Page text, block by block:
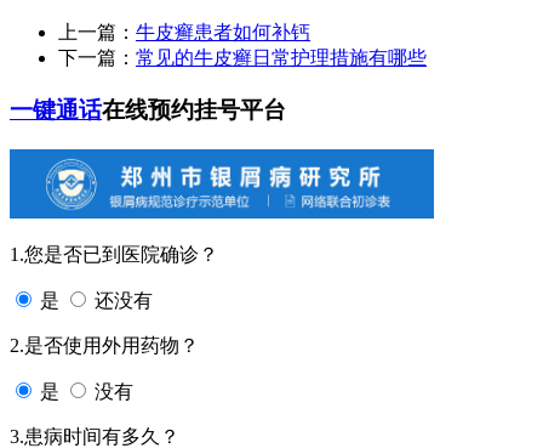
上一篇： 牛皮癣患者如何补钙
下一篇： 常见的牛皮癣日常护理措施有哪些
一键通话在线预约挂号平台
1.您是否已到医院确诊？
是 还没有
2.是否使用外用药物？
是 没有
3.患病时间有多久？